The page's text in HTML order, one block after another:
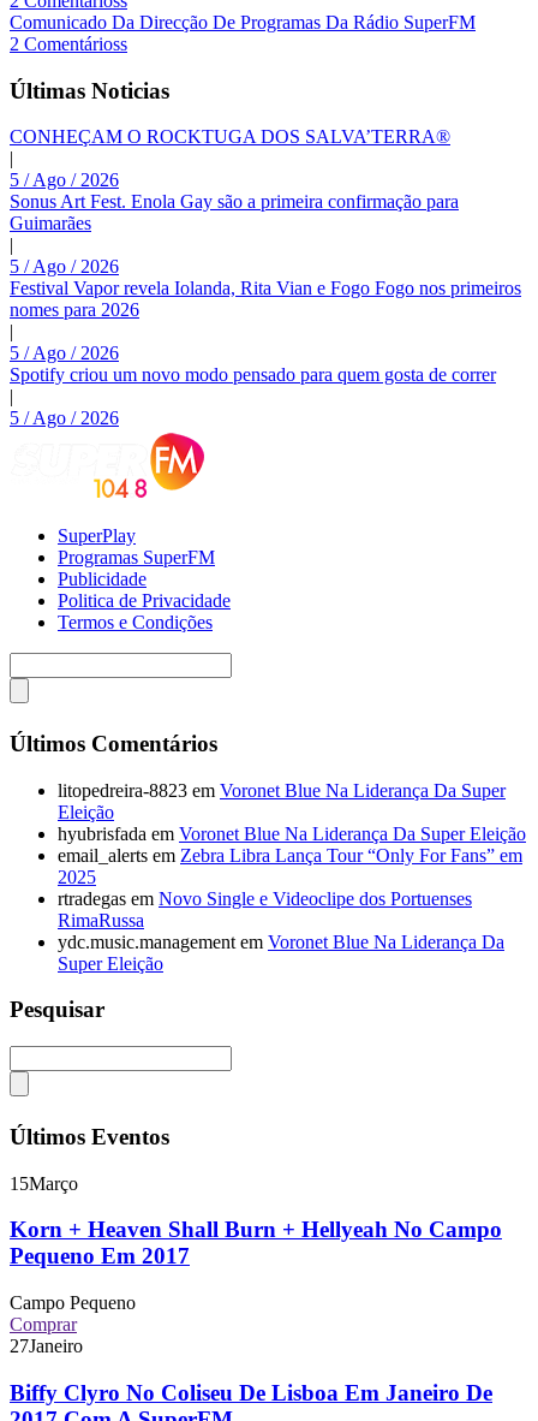
Comunicado Da Direcção De Programas Da Rádio SuperFM
2 Comentárioss
Últimas Noticias
CONHEÇAM O ROCKTUGA DOS SALVA’TERRA®
|
5 / Ago / 2026
Sonus Art Fest. Enola Gay são a primeira confirmação para
Guimarães
|
5 / Ago / 2026
Festival Vapor revela Iolanda, Rita Vian e Fogo Fogo nos primeiros
nomes para 2026
|
5 / Ago / 2026
Spotify criou um novo modo pensado para quem gosta de correr
|
5 / Ago / 2026
SuperPlay
Programas SuperFM
Publicidade
Politica de Privacidade
Termos e Condições
Últimos Comentários
litopedreira-8823 em Voronet Blue Na Liderança Da Super
Eleição
hyubrisfada em Voronet Blue Na Liderança Da Super Eleição
email_alerts em Zebra Libra Lança Tour “Only For Fans” em
2025
rtradegas em Novo Single e Videoclipe dos Portuenses
RimaRussa
ydc.music.management em Voronet Blue Na Liderança Da
Super Eleição
Pesquisar
Últimos Eventos
15Março
Korn + Heaven Shall Burn + Hellyeah No Campo
Pequeno Em 2017
Campo Pequeno
Comprar
27Janeiro
Biffy Clyro No Coliseu De Lisboa Em Janeiro De